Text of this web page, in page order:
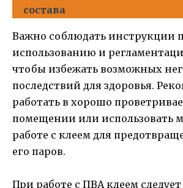
состава
Важно соблюдать инструкции
использованию и
чтобы избежать возможных
последствий для здоровья.
работать в хорошо
помещении или использовать
работе с клеем для
его паров.
При работе с ПВА клеем следует